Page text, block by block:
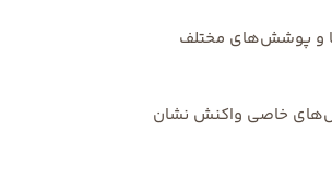
و پوشش‌های مختلف
خاصی واکنش نشان